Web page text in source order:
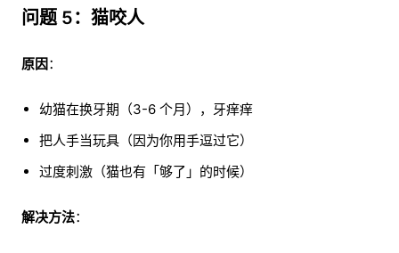
问题 5：猫咬人
原因 ：
幼猫在换牙期（3-6 个月），牙痒痒
把人手当玩具（因为你用手逗过它）
过度刺激（猫也有「够了」的时候）
解决方法：